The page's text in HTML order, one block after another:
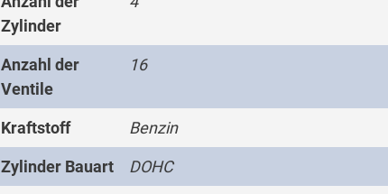
Zylinder
Anzahl der
Ventile
16
Kraftstoff Benzin
Zylinder Bauart DOHC